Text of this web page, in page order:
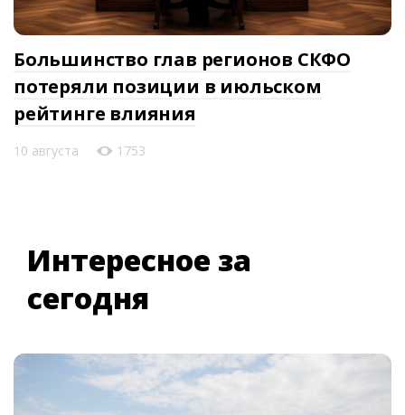
Большинство глав регионов СКФО
потеряли позиции в июльском
рейтинге влияния
10 августа 1753
Интересное за
сегодня